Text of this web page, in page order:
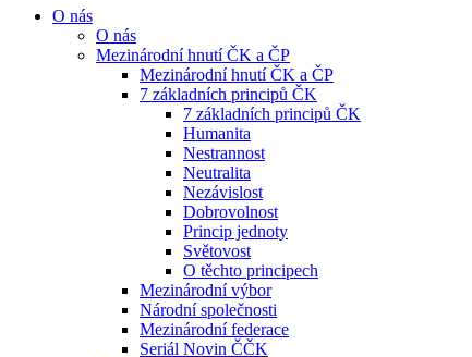
O nás
O nás
Mezinárodní hnutí ČK a ČP
Mezinárodní hnutí ČK a ČP
7 základních principů ČK
7 základních principů ČK
Humanita
Nestrannost
Neutralita
Nezávislost
Dobrovolnost
Princip jednoty
Světovost
O těchto principech
Mezinárodní výbor
Národní společnosti
Mezinárodní federace
Seriál Novin ČČK